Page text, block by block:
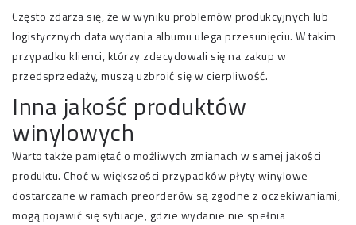
Często zdarza się, że w wyniku problemów produkcyjnych lub
logistycznych data wydania albumu ulega przesunięciu. W takim
przypadku klienci, którzy zdecydowali się na zakup w
przedsprzedaży, muszą uzbroić się w cierpliwość.
Inna jakość produktów
winylowych
Warto także pamiętać o możliwych zmianach w samej jakości
produktu. Choć w większości przypadków płyty winylowe
dostarczane w ramach preorderów są zgodne z oczekiwaniami,
mogą pojawić się sytuacje, gdzie wydanie nie spełnia